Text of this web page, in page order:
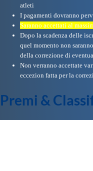
atleti
I pagamenti dovranno
Saranno accettati al
Dopo la scadenza delle
quel momento non
della correzione di
Non verranno accettate
eccezion fatta per la
Premi &